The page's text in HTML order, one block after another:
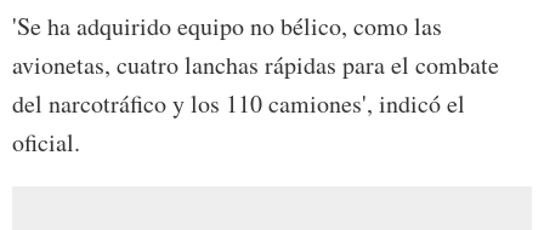
'Se ha adquirido equipo no bélico, como las
avionetas, cuatro lanchas rápidas para el combate
del narcotráfico y los 110 camiones', indicó el
oficial.